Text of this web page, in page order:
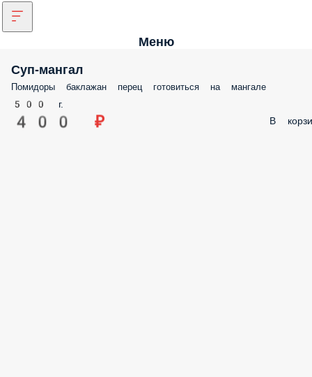
Меню
Суп-мангал
Помидоры баклажан перец готовиться на мангале
500 г.
400 ₽ В